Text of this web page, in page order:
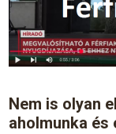
Nem is olyan
aholmunka